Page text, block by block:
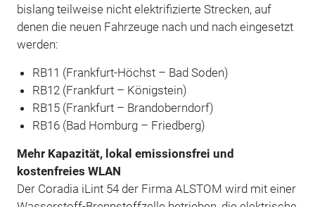
bislang teilweise nicht elektrifizierte Strecken, auf
denen die neuen Fahrzeuge nach und nach eingesetzt
werden:
RB11 (Frankfurt-Höchst – Bad Soden)
RB12 (Frankfurt – Königstein)
RB15 (Frankfurt – Brandoberndorf)
RB16 (Bad Homburg – Friedberg)
Mehr Kapazität, lokal emissionsfrei und
kostenfreies WLAN
Der Coradia iLint 54 der Firma ALSTOM wird mit einer